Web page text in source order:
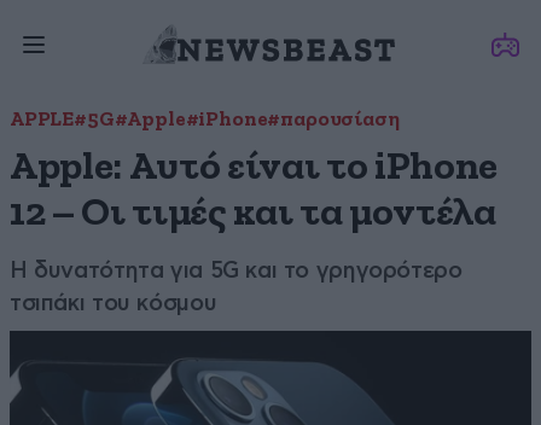
APPLE#5G#Apple#iPhone#παρουσίαση
Apple: Αυτό είναι το iPhone
12 – Οι τιμές και τα μοντέλα
Η δυνατότητα για 5G και το γρηγορότερο
τσιπάκι του κόσμου